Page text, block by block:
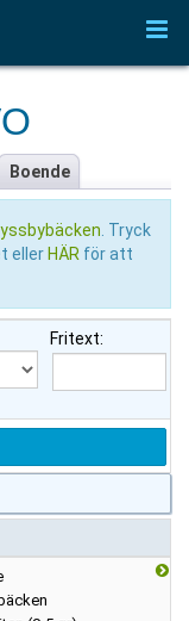
Boende
. Tryck
eller HÄR för att
Fritext: